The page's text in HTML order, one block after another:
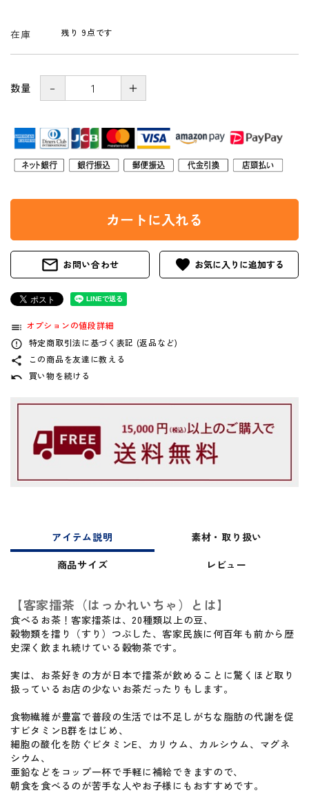
在庫 残り 9点です
数量 － ＋
カートに入れる
mail_outline お問い合わせ favorite
toc オプションの値段詳細
error_outline 特定商取引法に基づく表記 (返品など)
share この商品を友達に教える
undo 買い物を続ける
アイテム説明
素材・取り扱い
商品サイズ
レビュー
【客家擂茶（はっかれいちゃ）とは】
食べるお茶！客家擂茶は、20種類以上の豆、
穀物類を擂り（すり）つぶした、客家民族に何百年も前から歴
史深く飲まれ続けている穀物茶です。
実は、お茶好きの方が日本で擂茶が飲めることに驚くほど取り
扱っているお店の少ないお茶だったりもします。
食物繊維が豊富で普段の生活では不足しがちな脂肪の代謝を促
すビタミンB群をはじめ、
細胞の酸化を防ぐビタミンE、カリウム、カルシウム、マグネ
シウム、
亜鉛などをコップ一杯で手軽に補給できますので、
朝食を食べるのが苦手な人やお子様にもおすすめです。